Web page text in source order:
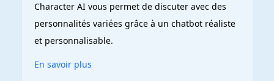
Character AI vous permet de discuter avec des
personnalités variées grâce à un chatbot réaliste
et personnalisable.
En savoir plus